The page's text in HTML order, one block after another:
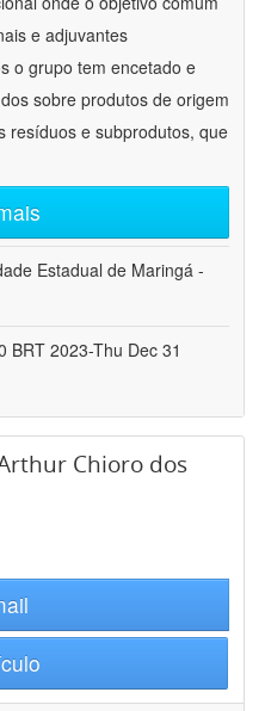
e adjuvantes
o grupo tem encetado e
sobre produtos de origem
resíduos e subprodutos, que
Estadual de Maringá -
BRT 2023-Thu Dec 31
Chioro dos